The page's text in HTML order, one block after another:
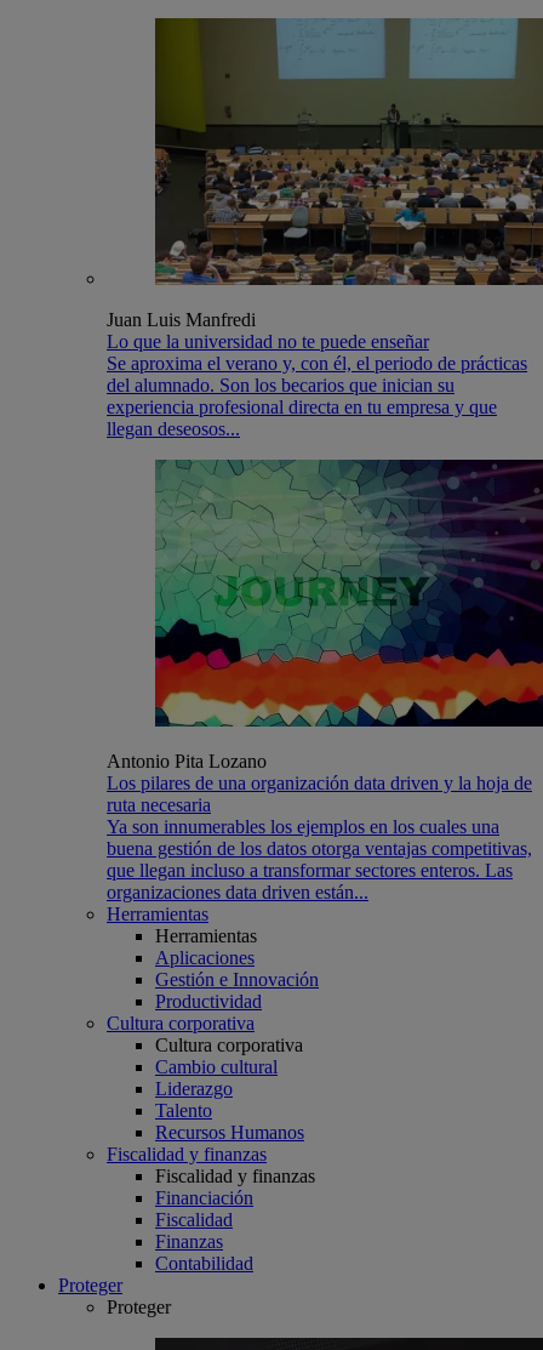
Juan Luis Manfredi
Lo que la universidad no te puede enseñar
Se aproxima el verano y, con él, el periodo de prácticas
del alumnado. Son los becarios que inician su
experiencia profesional directa en tu empresa y que
llegan deseosos...
Antonio Pita Lozano
Los pilares de una organización data driven y la hoja de
ruta necesaria
Ya son innumerables los ejemplos en los cuales una
buena gestión de los datos otorga ventajas competitivas,
que llegan incluso a transformar sectores enteros. Las
organizaciones data driven están...
Herramientas
Herramientas
Aplicaciones
Gestión e Innovación
Productividad
Cultura corporativa
Cultura corporativa
Cambio cultural
Liderazgo
Talento
Recursos Humanos
Fiscalidad y finanzas
Fiscalidad y finanzas
Financiación
Fiscalidad
Finanzas
Contabilidad
Proteger
Proteger